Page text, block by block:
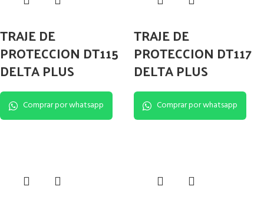
TRAJE DE
PROTECCION DT115
DELTA PLUS
Comprar por whatsapp
TRAJE DE
PROTECCION DT117
DELTA PLUS
Comprar por whatsapp